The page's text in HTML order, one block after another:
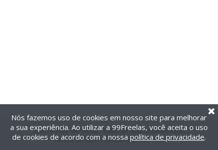
@2014-2026 99Freelas. Todos os direitos reservados.
Termos de uso| Política de privacidade
Nós fazemos uso de cookies em nosso site para melhorar
a sua experiência. Ao utilizar a 99Freelas, você aceita o uso
de cookies de acordo com a nossa política de privacidade.